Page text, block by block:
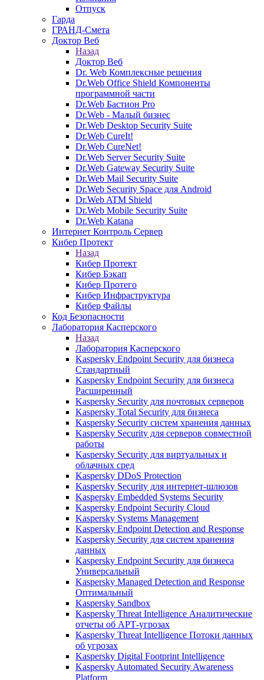
Отпуск
Гарда
ГРАНД-Смета
Доктор Веб
Назад
Доктор Веб
Dr. Web Комплексные решения
Dr.Web Office Shield Компоненты
программной части
Dr.Web Бастион Pro
Dr.Web - Малый бизнес
Dr.Web Desktop Security Suite
Dr.Web CureIt!
Dr.Web CureNet!
Dr.Web Server Security Suite
Dr.Web Gateway Security Suite
Dr.Web Mail Security Suite
Dr.Web Security Space для Android
Dr.Web ATM Shield
Dr.Web Mobile Security Suite
Dr.Web Katana
Интернет Контроль Сервер
Кибер Протект
Назад
Кибер Протект
Кибер Бэкап
Кибер Протего
Кибер Инфраструктура
Кибер Файлы
Код Безопасности
Лаборатория Касперского
Назад
Лаборатория Касперского
Kaspersky Endpoint Security для бизнеса
Стандартный
Kaspersky Endpoint Security для бизнеса
Расширенный
Kaspersky Security для почтовых серверов
Kaspersky Total Security для бизнеса
Kaspersky Security систем хранения данных
Kaspersky Security для серверов совместной
работы
Kaspersky Security для виртуальных и
облачных сред
Kaspersky DDoS Protection
Kaspersky Security для интернет-шлюзов
Kaspersky Embedded Systems Security
Kaspersky Endpoint Security Cloud
Kaspersky Systems Management
Kaspersky Endpoint Detection and Response
Kaspersky Security для систем хранения
данных
Kaspersky Endpoint Security для бизнеса
Универсальный
Kaspersky Managed Detection and Response
Оптимальный
Kaspersky Sandbox
Kaspersky Threat Intelligence Аналитические
отчеты об АРТ-угрозах
Kaspersky Threat Intelligence Потоки данных
об угрозах
Kaspersky Digital Footprint Intelligence
Kaspersky Automated Security Awareness
Platform